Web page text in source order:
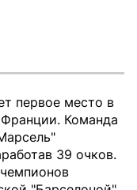
первое место в
Команда
39 очков.